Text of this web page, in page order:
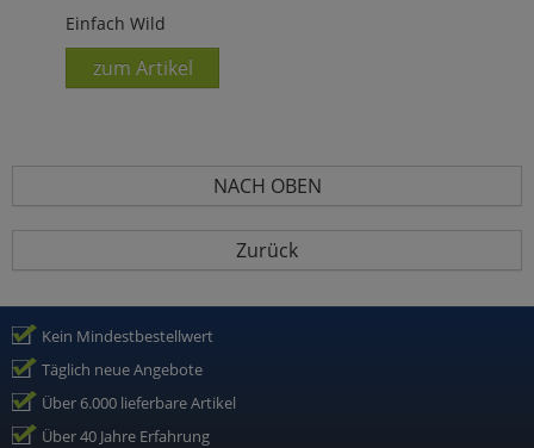
Einfach Wild
zum Artikel
NACH OBEN
Zurück
Kein Mindestbestellwert
Täglich neue Angebote
Über 6.000 lieferbare Artikel
Über 40 Jahre Erfahrung